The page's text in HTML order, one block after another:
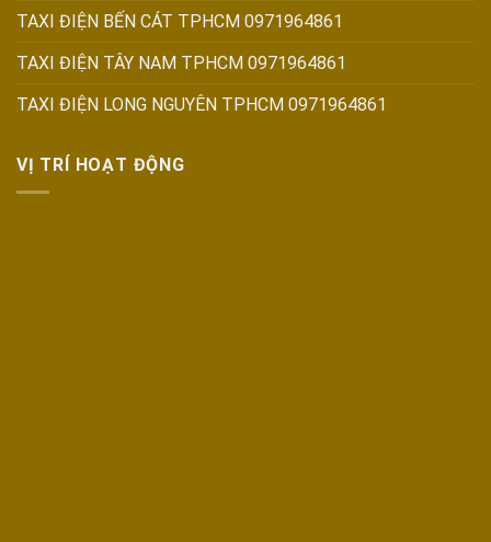
TAXI ĐIỆN BẾN CÁT TPHCM 0971964861
TAXI ĐIỆN TÂY NAM TPHCM 0971964861
TAXI ĐIỆN LONG NGUYÊN TPHCM 0971964861
VỊ TRÍ HOẠT ĐỘNG